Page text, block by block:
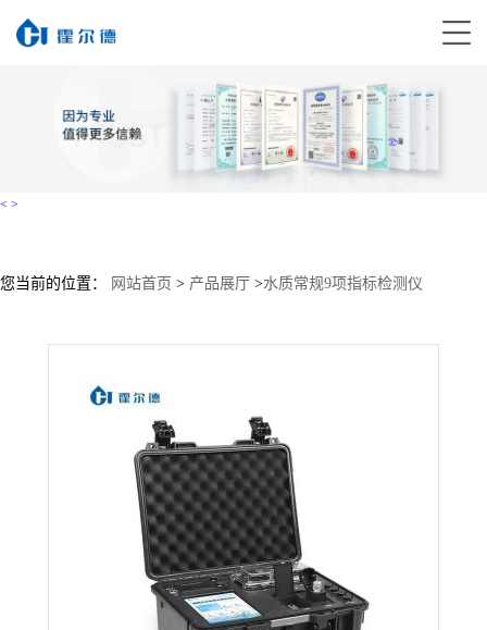
< >
您当前的位置： 网站首页 > 产品展厅 >水质常规9项指标检测仪